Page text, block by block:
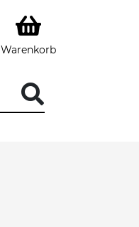
Warenkorb